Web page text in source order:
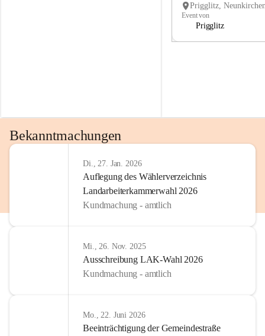
Event von
Prigglitz
Bekanntmachungen
Di., 27. Jan. 2026
Auflegung des Wählerverzeichnis
Landarbeiterkammerwahl 2026
Kundmachung - amtlich
Mi., 26. Nov. 2025
Ausschreibung LAK-Wahl 2026
Kundmachung - amtlich
Mo., 22. Juni 2026
Beeinträchtigung der Gemeindestraße